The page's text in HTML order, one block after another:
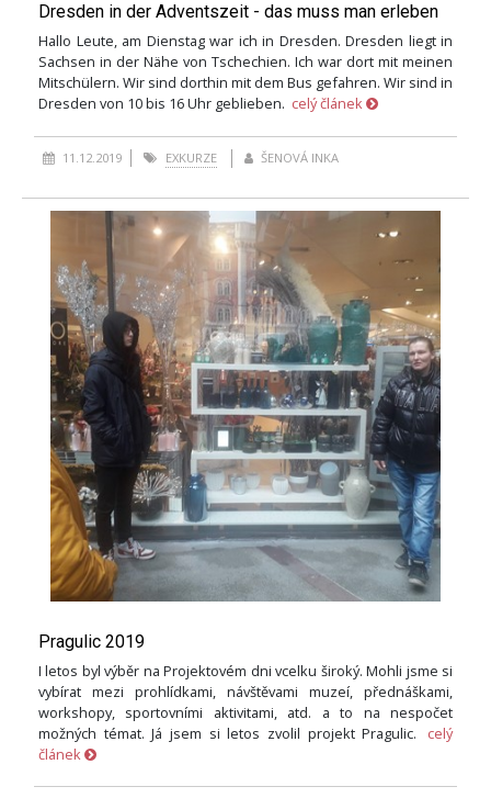
Dresden in der Adventszeit - das muss man erleben
Hallo Leute, am Dienstag war ich in Dresden. Dresden liegt in
Sachsen in der Nähe von Tschechien. Ich war dort mit meinen
Mitschülern. Wir sind dorthin mit dem Bus gefahren. Wir sind in
Dresden von 10 bis 16 Uhr geblieben. celý článek
11.12.2019 EXKURZE ŠENOVÁ INKA
Pragulic 2019
I letos byl výběr na Projektovém dni vcelku široký. Mohli jsme si
vybírat mezi prohlídkami, návštěvami muzeí, přednáškami,
workshopy, sportovními aktivitami, atd. a to na nespočet
možných témat. Já jsem si letos zvolil projekt Pragulic.
celý
článek